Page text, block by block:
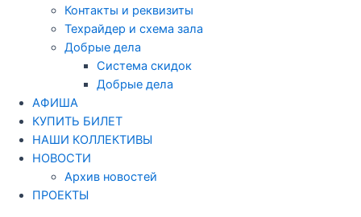
Контакты и реквизиты
Техрайдер и схема зала
Добрые дела
Система скидок
Добрые дела
АФИША
КУПИТЬ БИЛЕТ
НАШИ КОЛЛЕКТИВЫ
НОВОСТИ
Архив новостей
ПРОЕКТЫ